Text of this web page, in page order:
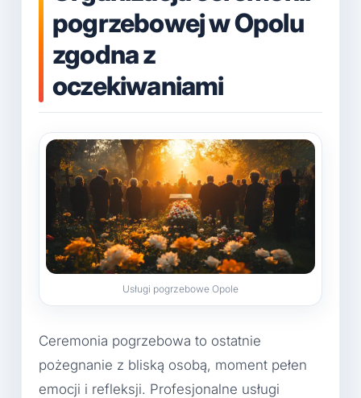
pogrzebowej w Opolu
zgodna z
oczekiwaniami
Usługi pogrzebowe Opole
Ceremonia pogrzebowa to ostatnie
pożegnanie z bliską osobą, moment pełen
emocji i refleksji. Profesjonalne usługi